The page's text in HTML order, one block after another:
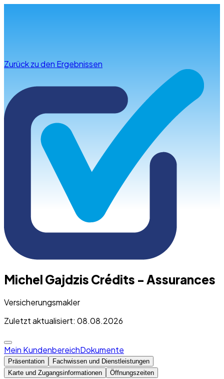
Zurück zu den Ergebnissen
Michel Gajdzis Crédits - Assurances
Versicherungsmakler
Zuletzt aktualisiert: 08.08.2026
Mein KundenbereichDokumente
Präsentation
Fachwissen und Dienstleistungen
Karte und Zugangsinformationen
Öffnungszeiten